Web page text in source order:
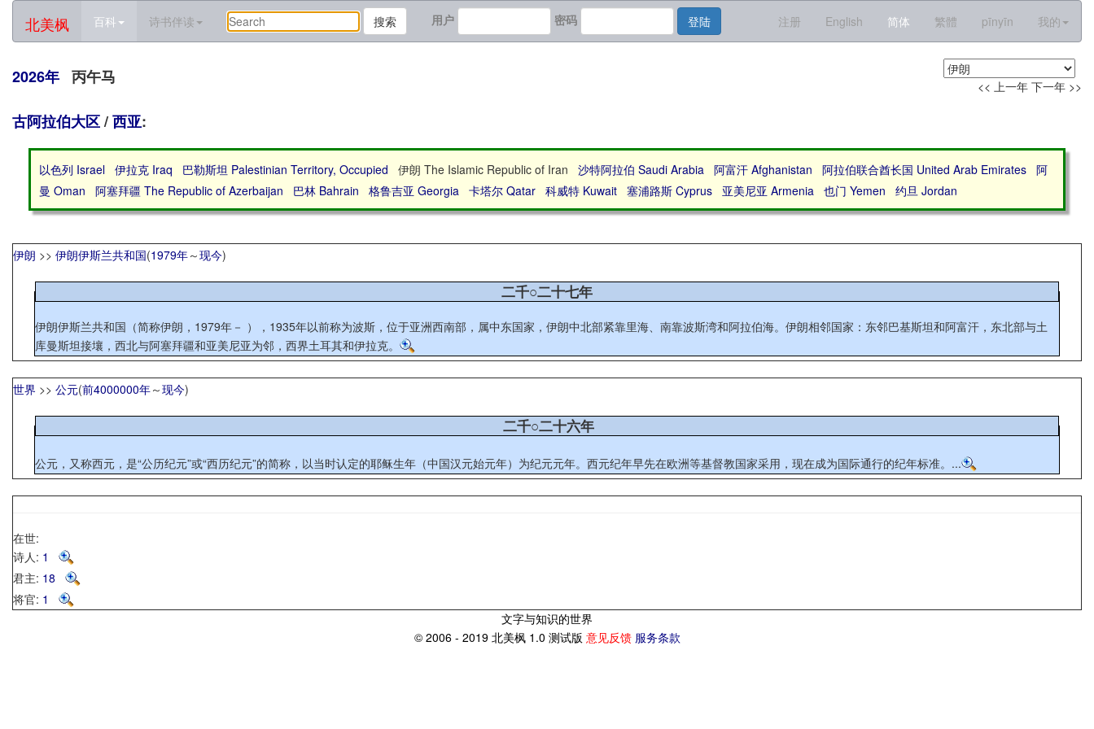
北美枫 百科 诗书伴读 搜索 用户 密码 登陆 注册 English 简体 繁體 pīnyīn 我的
2026年 丙午马 << 上一年 下一年 >>
古阿拉伯大区/西亚:
以色列 Israel 伊拉克 Iraq 巴勒斯坦 Palestinian Territory, Occupied 伊朗 The Islamic Republic of Iran 沙特阿拉伯 Saudi Arabia 阿富汗 Afghanistan 阿拉伯联合酋长国 United Arab Emirates
阿
曼 Oman
阿塞拜疆 The Republic of Azerbaijan 巴林 Bahrain 格鲁吉亚 Georgia 卡塔尔 Qatar 科威特 Kuwait 塞浦路斯 Cyprus 亚美尼亚 Armenia 也门 Yemen 约旦 Jordan
伊朗 >> 伊朗伊斯兰共和国(1979年～现今)
二千○二十七年
伊朗伊斯兰共和国（简称伊朗，1979年－ ），1935年以前称为波斯，位于亚洲西南部，属中东国家，伊朗中北部紧靠里海、南靠波斯湾和阿拉伯海。伊朗相邻国家：东邻巴基斯坦和阿富汗，东北部与土
库曼斯坦接壤，西北与阿塞拜疆和亚美尼亚为邻，西界土耳其和伊拉克。
世界 >> 公元(前4000000年～现今)
二千○二十六年
公元，又称西元，是“公历纪元”或“西历纪元”的简称，以当时认定的耶稣生年（中国汉元始元年）为纪元元年。西元纪年早先在欧洲等基督教国家采用，现在成为国际通行的纪年标准。...
在世:
诗人: 1
君主: 18
将官: 1
文字与知识的世界
© 2006 - 2019 北美枫 1.0 测试版 意见反馈 服务条款